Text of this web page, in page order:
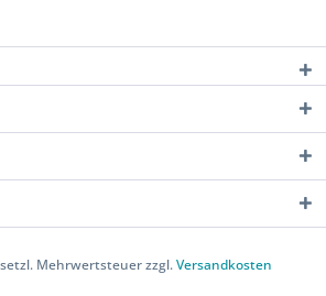
Mehrwertsteuer zzgl.Versandkosten